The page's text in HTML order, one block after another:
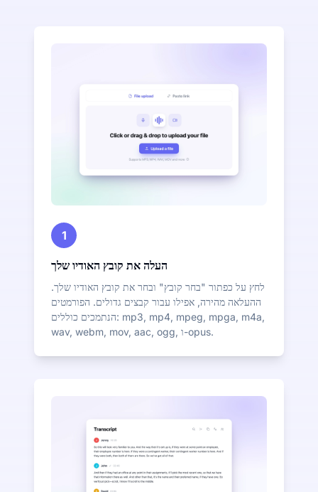
1
העלה את קובץ האודיו שלך
לחץ על כפתור "בחר קובץ" ובחר את קובץ האודיו שלך.
ההעלאה מהירה, אפילו עבור קבצים גדולים. הפורמטים
הנתמכים כוללים: mp3, mp4, mpeg, mpga, m4a,
wav, webm, mov, aac, ogg, ו-opus.